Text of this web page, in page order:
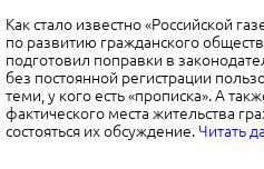
Как стало известно «Российской
по развитию гражданского
подготовил поправки в
без постоянной регистрации
теми, у кого есть «прописка». А
фактического места жительства
состояться их обсуждение. Читать